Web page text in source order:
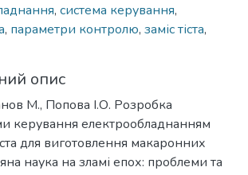
, система керування,
, параметри контролю, заміс тіста,
опис
М., Попова І.О. Розробка
керування електрообладнанням
для виготовлення макаронних
наука на зламі епох: проблеми та